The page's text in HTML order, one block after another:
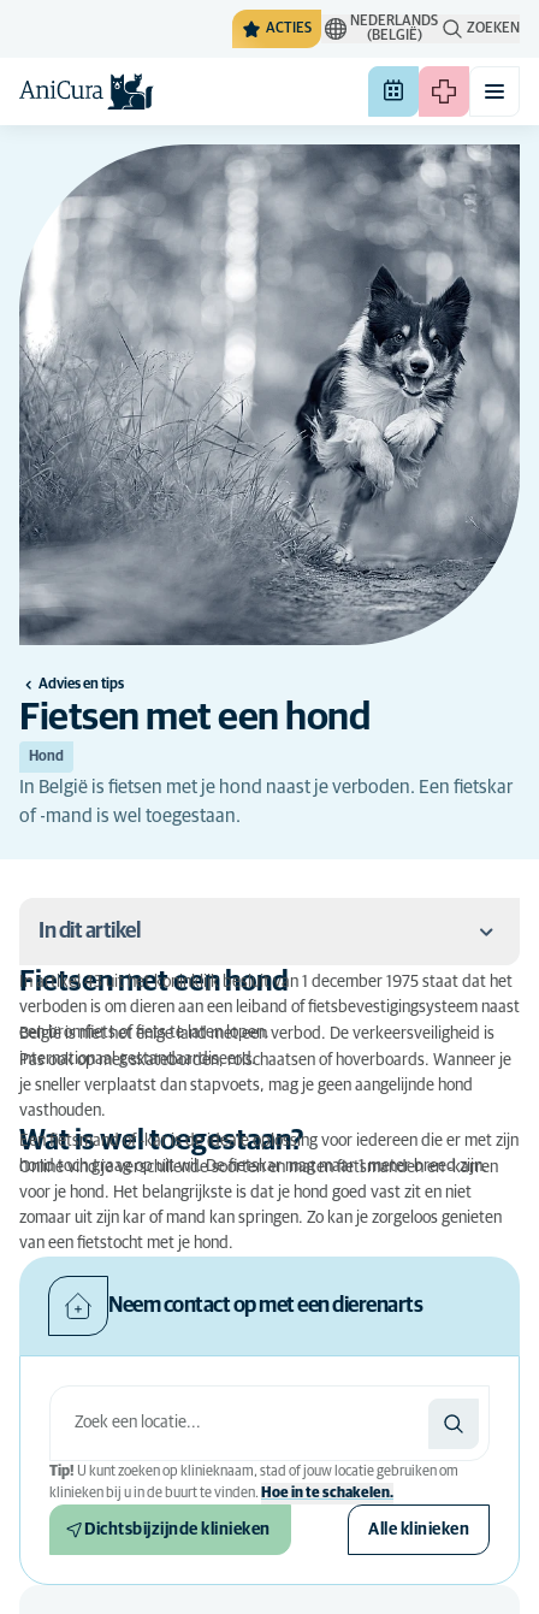
ACTIES
NEDERLANDS
(BELGIË)
ZOEKEN
Advies en tips
Fietsen met een hond
Hond
In België is fietsen met je hond naast je verboden. Een fietskar
of -mand is wel toegestaan.
In dit artikel
Fietsen met een hond
Wat is wel toegestaan?
Fietsen met een hond
In artikel 43 uit het koninklijk besluit van 1 december 1975 staat dat het
verboden is om dieren aan een leiband of fietsbevestigingsysteem naast
een bromfiets of fiets te laten lopen.
België is niet het enige land met een verbod. De verkeersveiligheid is
internationaal gestandaardiseerd.
Pas ook op met skateborden, rolschaatsen of hoverboards. Wanneer je
je sneller verplaatst dan stapvoets, mag je geen aangelijnde hond
vasthouden.
Wat is wel toegestaan?
Een fietsmand of -kar is de ideale oplossing voor iedereen die er met zijn
hond toch graag op uit wil. De fietskar mag maar 1 meter breed zijn.
Online vind je verschillende soorten en maten fietsmanden en -karren
voor je hond. Het belangrijkste is dat je hond goed vast zit en niet
zomaar uit zijn kar of mand kan springen. Zo kan je zorgeloos genieten
van een fietstocht met je hond.
Neem contact op met een dierenarts
Tip! U kunt zoeken op klinieknaam, stad of jouw locatie gebruiken om
klinieken bij u in de buurt te vinden. Hoe in te schakelen.
Dichtsbijzijnde klinieken Alle klinieken